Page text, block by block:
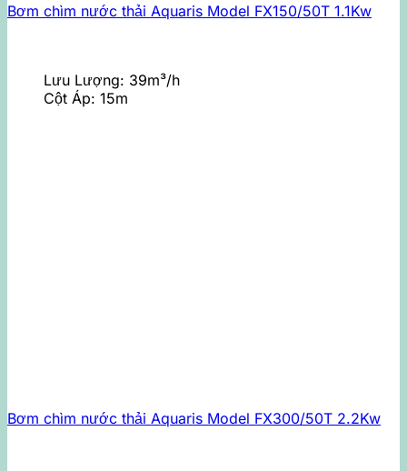
Bơm chìm nước thải Aquaris Model FX150/50T 1.1Kw
Lưu Lượng: 39m³/h
Cột Áp: 15m
Bơm chìm nước thải Aquaris Model FX300/50T 2.2Kw